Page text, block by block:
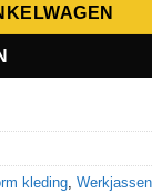
kleding,Werkjassen